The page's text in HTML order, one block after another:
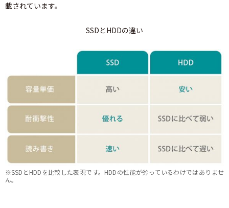
載されています。
SSDとHDDの違い
※SSDとHDDを比較した表現です。HDDの性能が劣っているわけではありませ
ん。